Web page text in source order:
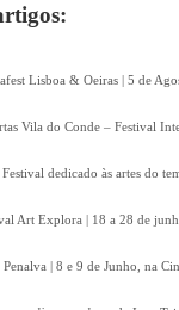
Lisboa & Oeiras | 5 de
Vila do Conde – Festival
dedicado às artes do
Art Explora | 18 a 28 de
| 8 e 9 de Junho, na